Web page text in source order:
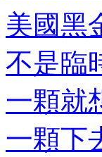
美國黑
不是臨
一顆就
一顆下